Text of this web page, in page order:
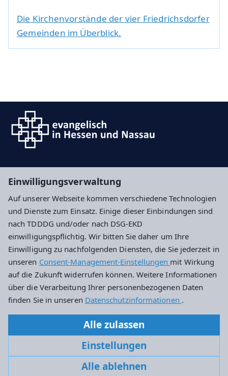
Einwilligungsverwaltung
Auf unserer Webseite kommen verschiedene Technologien
und Dienste zum Einsatz. Einige dieser Einbindungen sind
nach TDDDG und/oder nach DSG-EKD
einwilligungspflichtig. Wir bitten Sie daher um Ihre
Einwilligung zu nachfolgenden Diensten, die Sie jederzeit in
unseren Consent-Management-Einstellungen mit Wirkung
auf die Zukunft widerrufen können. Weitere Informationen
über die Verarbeitung Ihrer personenbezogenen Daten
finden Sie in unseren Datenschutzinformationen .
Alle zulassen
Einstellungen
Alle ablehnen
Die Kirchenvorstände der vier Friedrichsdorfer
Gemeinden im Überblick.
Evangelische Kirche in Hessen und Nassau
Cookie-Einstellungen
Evangelische Kirchengemeinde Friedrichsdorf
Hugenottenstraße 92
61381 Friedrichsdorf
kirchengemeinde.friedrichsdorf@ekhn.de